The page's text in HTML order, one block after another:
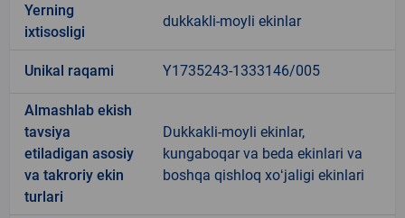
Yerning
ixtisosligi
dukkakli-moyli ekinlar
Unikal raqami Y1735243-1333146/005
Almashlab ekish
tavsiya
etiladigan asosiy
va takroriy ekin
turlari
Dukkakli-moyli ekinlar,
kungaboqar va beda ekinlari va
boshqa qishloq xoʻjaligi ekinlari